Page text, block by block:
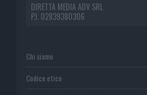
DIRETTA MEDIA ADV SRL
P.I. 02839380306
Chi siamo
Codice etico